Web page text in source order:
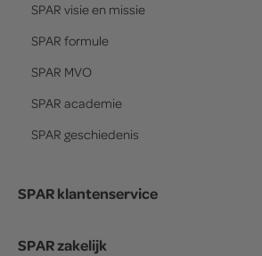
SPAR visie en missie
SPAR formule
SPAR MVO
SPAR academie
SPAR geschiedenis
SPAR klantenservice
SPAR zakelijk